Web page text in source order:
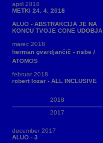
april 2018
METKI 24. 4. 2018
ALUO - ABSTRAKCIJA JE NA
KONCU TVOJE CONE UDOBJA
marec 2018
herman gvardjančič - risbe /
ATOMOS
februar 2018
robert lozar - ALL INCLUSIVE
2018
2017
december 2017
ALUO - 3